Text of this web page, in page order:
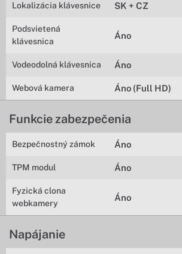
Lokalizácia klávesnice SK + CZ
Podsvietená
klávesnica
Áno
Vodeodolná klávesnica Áno
Webová kamera Áno (Full HD)
Funkcie zabezpečenia
Bezpečnostný zámok Áno
TPM modul Áno
Fyzická clona
webkamery
Áno
Napájanie